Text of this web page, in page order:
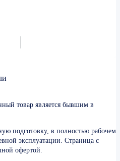
товар является бывшим в
подготовку, в полностью рабочем
эксплуатации. Страница с
офертой.